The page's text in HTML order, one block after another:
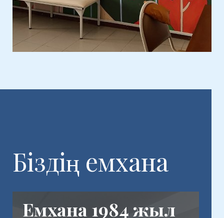
Біздің емхана
Емхана 1984 жыл
Біздің мекен жайы